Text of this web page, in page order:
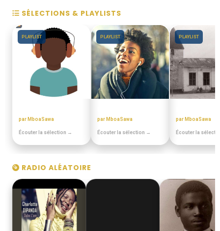
SÉLECTIONS & PLAYLISTS
PLAYLIST
par MboaSawa
Écouter la sélection →
PLAYLIST
par MboaSawa
Écouter la sélection →
PLAYLIST
par MboaSawa
Écouter la
RADIO ALÉATOIRE